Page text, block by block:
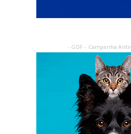
- GDF - Campanha